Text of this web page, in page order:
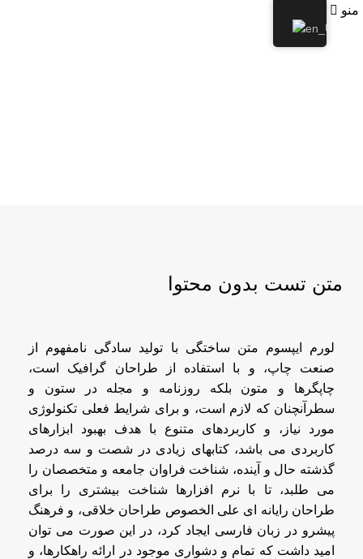
منو
پروژه دکوراسیون آرایشگاه
متن تست بدون محتوا
لورم ایپسوم متن ساختگی با تولید سادگی نامفهوم از
صنعت چاپ، و با استفاده از طراحان گرافیک است،
چاپگرها و متون بلکه روزنامه و مجله در ستون و
سطرآنچنان که لازم است، و برای شرایط فعلی تکنولوژی
مورد نیاز، و کاربردهای متنوع با هدف بهبود ابزارهای
کاربردی می باشد، کتابهای زیادی در شصت و سه درصد
گذشته حال و آینده، شناخت فراوان جامعه و متخصصان را
می طلبد، تا با نرم افزارها شناخت بیشتری را برای
طراحان رایانه ای علی الخصوص طراحان خلاقی، و فرهنگ
پیشرو در زبان فارسی ایجاد کرد، در این صورت می توان
امید داشت که تمام و دشواری موجود در ارائه راهکارها، و